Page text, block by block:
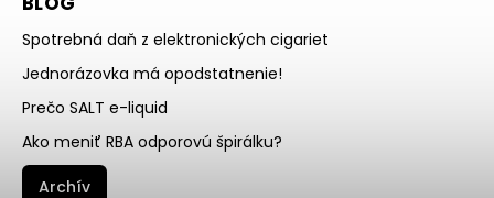
Spotrebná daň z elektronických cigariet
Jednorázovka má opodstatnenie!
Prečo SALT e-liquid
Ako meniť RBA odporovú špirálku?
Archív